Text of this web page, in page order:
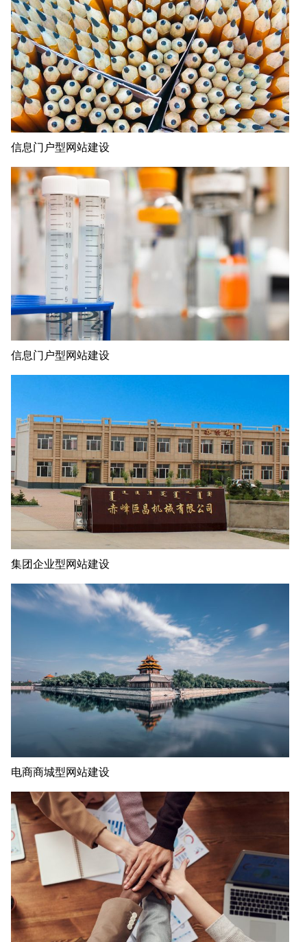
信息门户型网站建设
信息门户型网站建设
集团企业型网站建设
电商商城型网站建设